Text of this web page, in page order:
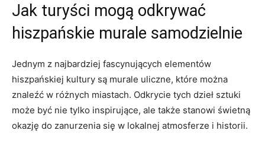
Jak turyści mogą odkrywać
hiszpańskie murale samodzielnie
Jednym z najbardziej fascynujących elementów
hiszpańskiej kultury są murale uliczne, które można
znaleźć w różnych miastach. Odkrycie tych dzieł sztuki
może być nie tylko inspirujące, ale także stanowi świetną
okazję do zanurzenia się w lokalnej atmosferze i historii.